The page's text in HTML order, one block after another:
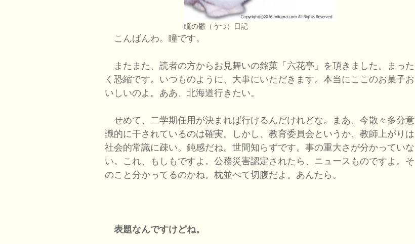
瞳の鬱（うつ）日記
こんばんわ。瞳です。
またまた、読者の方からお見舞いの銘菓「六花亭」を頂きました。まった
く恐縮です。いつものように、大事にいただきます。本当にここのお菓子お
いしいのよ。ああ、北海道行きたい。
せめて、二学期任用が決まれば行けるんだけれどな。まあ、今散々多分意
識的に干されているのは確実。しかし、教育委員会というか、教師上がりは
社会的常識に疎い。鈍感だね。世間知らずです。事の重大さが分かっていな
い。これ、もしもですよ。公務災害認定されたら、ニュースものですよ。そ
のこと分かってるのかね。枕並べて切腹だよ。あんたら。
表題なんですけどね。